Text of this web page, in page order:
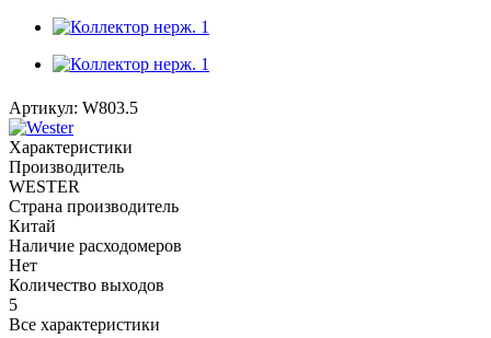
Артикул: W803.5
Характеристики
Производитель
WESTER
Страна производитель
Китай
Наличие расходомеров
Нет
Количество выходов
5
Все характеристики